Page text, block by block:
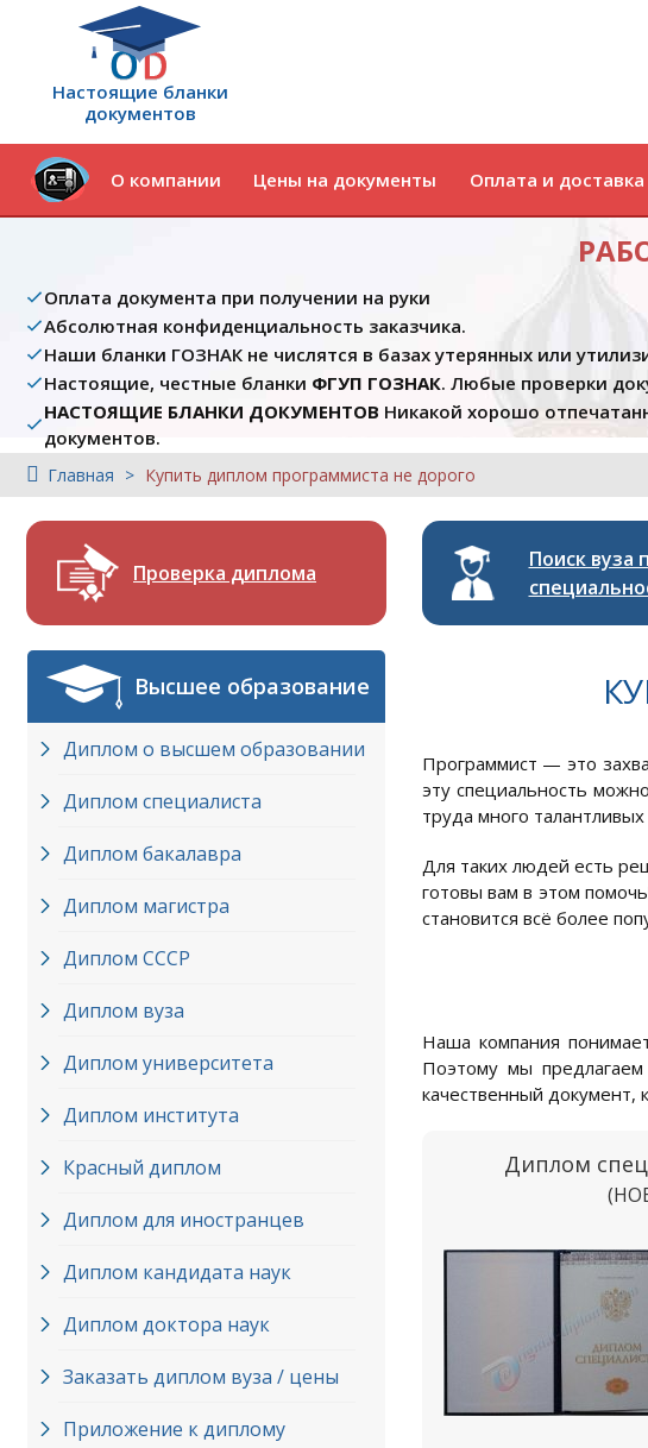
Настоящие бланки
документов
О компании Цены на документы Оплата и доставка
Оплата документа при получении на руки
Абсолютная конфиденциальность заказчика.
Наши бланки ГОЗНАК не числятся в базах утерянных или
Настоящие, честные бланки ФГУП ГОЗНАК. Любые проверки
НАСТОЯЩИЕ БЛАНКИ ДОКУМЕНТОВ Никакой хорошо
документов.
Главная Купить диплом программиста не дорого
Проверка диплома
Поиск вуза
Высшее образование
Диплом о высшем образовании
Диплом специалиста
Диплом бакалавра
Диплом магистра
Диплом СССР
Диплом вуза
Диплом университета
Диплом института
Красный диплом
Диплом для иностранцев
Диплом кандидата наук
Диплом доктора наук
Заказать диплом вуза / цены
Приложение к диплому
Программист — это
эту специальность
труда много
Для таких людей есть
готовы вам в этом
становится всё более
Наша компания
Поэтому мы
качественный документ,
Диплом